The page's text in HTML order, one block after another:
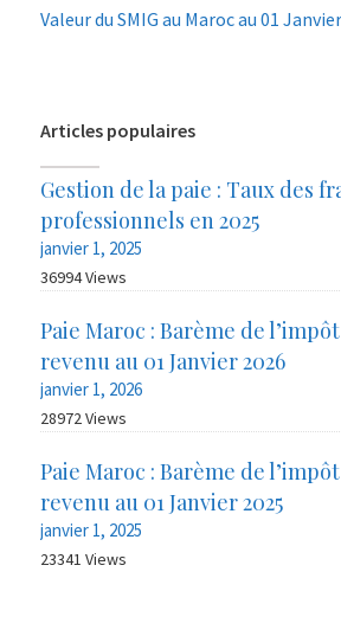
Valeur du SMIG au Maroc au 01
Articles populaires
Gestion de la paie : Taux des
professionnels en 2025
janvier 1, 2025
36994 Views
Paie Maroc : Barème de
revenu au 01 Janvier 2026
janvier 1, 2026
28972 Views
Paie Maroc : Barème de
revenu au 01 Janvier 2025
janvier 1, 2025
23341 Views